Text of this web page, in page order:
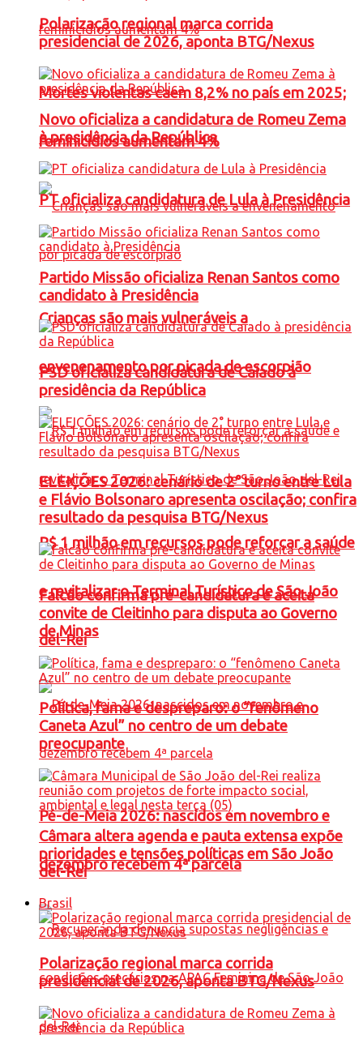
Mortes violentas caem 8,2% no país em 2025;
feminicídios aumentam 4%
Crianças são mais vulneráveis a
envenenamento por picada de escorpião
R$ 1 milhão em recursos pode reforçar a saúde
e revitalizar o Terminal Turístico de São João
del-Rei
Pé-de-Meia 2026: nascidos em novembro e
dezembro recebem 4ª parcela
Polarização regional marca corrida
presidencial de 2026, aponta BTG/Nexus
Novo oficializa a candidatura de Romeu Zema
à presidência da República
PT oficializa candidatura de Lula à Presidência
Partido Missão oficializa Renan Santos como
candidato à Presidência
PSD oficializa candidatura de Caiado à
presidência da República
ELEIÇÕES 2026: cenário de 2° turno entre Lula
e Flávio Bolsonaro apresenta oscilação; confira
resultado da pesquisa BTG/Nexus
Falcão confirma pré-candidatura e aceita
convite de Cleitinho para disputa ao Governo
de Minas
Política, fama e despreparo: o “fenômeno
Caneta Azul” no centro de um debate
preocupante
Câmara altera agenda e pauta extensa expõe
prioridades e tensões políticas em São João
del-Rei
Brasil
Polarização regional marca corrida
presidencial de 2026, aponta BTG/Nexus